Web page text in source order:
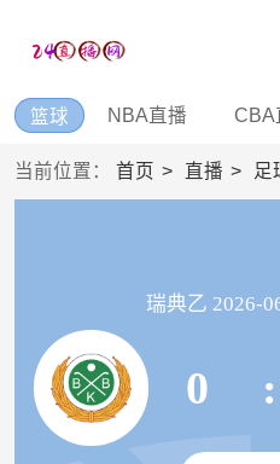
篮球 NBA直播 CBA
当前位置： 首页 直播 足
瑞典乙 2026-
0 :